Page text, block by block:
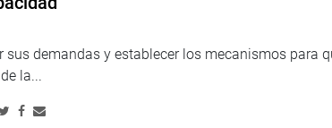
sus demandas y establecer los mecanismos para
la...